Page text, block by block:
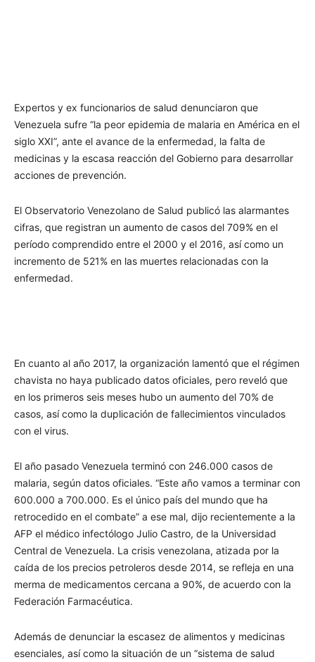
Expertos y ex funcionarios de salud denunciaron que
Venezuela sufre “la peor epidemia de malaria en América en el
siglo XXI”, ante el avance de la enfermedad, la falta de
medicinas y la escasa reacción del Gobierno para desarrollar
acciones de prevención.
El Observatorio Venezolano de Salud publicó las alarmantes
cifras, que registran un aumento de casos del 709% en el
período comprendido entre el 2000 y el 2016, así como un
incremento de 521% en las muertes relacionadas con la
enfermedad.
En cuanto al año 2017, la organización lamentó que el régimen
chavista no haya publicado datos oficiales, pero reveló que
en los primeros seis meses hubo un aumento del 70% de
casos, así como la duplicación de fallecimientos vinculados
con el virus.
El año pasado Venezuela terminó con 246.000 casos de
malaria, según datos oficiales. “Este año vamos a terminar con
600.000 a 700.000. Es el único país del mundo que ha
retrocedido en el combate” a ese mal, dijo recientemente a la
AFP el médico infectólogo Julio Castro, de la Universidad
Central de Venezuela. La crisis venezolana, atizada por la
caída de los precios petroleros desde 2014, se refleja en una
merma de medicamentos cercana a 90%, de acuerdo con la
Federación Farmacéutica.
Además de denunciar la escasez de alimentos y medicinas
esenciales, así como la situación de un “sistema de salud